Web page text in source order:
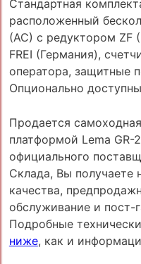
Стандартная
расположенный
(АС) с редуктором ZF
FREI (Германия),
оператора, защитные
Опционально
Продается
платформой Lema
официального
Склада, Вы получаете
качества,
обслуживание и пост-
Подробные
ниже, как и